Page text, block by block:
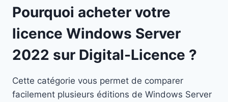
Pourquoi acheter votre
licence Windows Server
2022 sur Digital-Licence ?
Cette catégorie vous permet de comparer
facilement plusieurs éditions de Windows Server